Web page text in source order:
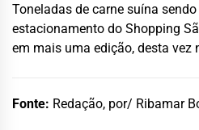
Toneladas de carne suína
estacionamento do Shopping
em mais uma edição, desta vez
Fonte: Redação, por/ Ribamar